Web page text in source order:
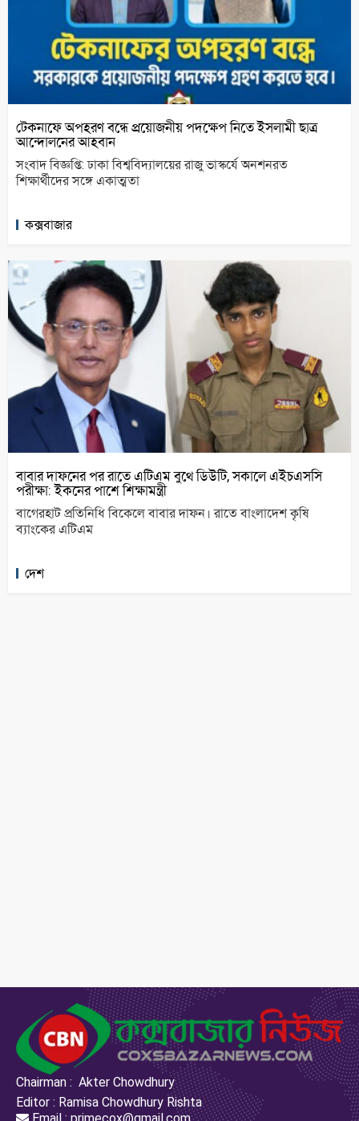
টেকনাফে অপহরণ বন্ধে প্রয়োজনীয় পদক্ষেপ নিতে ইসলামী ছাত্র
আন্দোলনের আহবান
সংবাদ বিজ্ঞপ্তি: ঢাকা বিশ্ববিদ্যালয়ের রাজু ভাস্কর্যে অনশনরত
শিক্ষার্থীদের সঙ্গে একাত্মতা
কক্সবাজার
বাবার দাফনের পর রাতে এটিএম বুথে ডিউটি, সকালে এইচএসসি
পরীক্ষা: ইকনের পাশে শিক্ষামন্ত্রী
বাগেরহাট প্রতিনিধি বিকেলে বাবার দাফন। রাতে বাংলাদেশ কৃষি
ব্যাংকের এটিএম
দেশ
Chairman : Akter Chowdhury
Editor : Ramisa Chowdhury Rishta
Email : primecox@gmail.com